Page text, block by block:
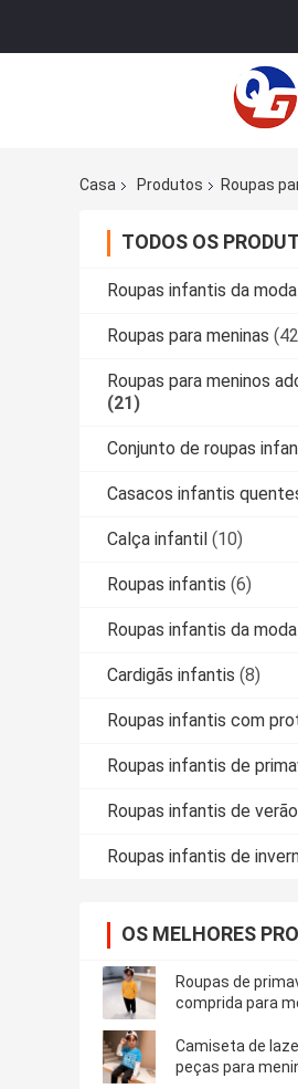
Casa Produtos Roupas
TODOS OS
Roupas infantis da moda
Roupas para meninas
Roupas para meninos
(21)
Conjunto de roupas
Casacos infantis
Calça infantil (10)
Roupas infantis (6)
Roupas infantis da moda
Cardigãs infantis (8)
Roupas infantis com
Roupas infantis de
Roupas infantis de verão
Roupas infantis de
OS MELHORES
Roupas de
comprida para
Camiseta de
peças para